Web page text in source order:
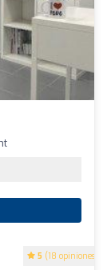
5 (18 opiniones)